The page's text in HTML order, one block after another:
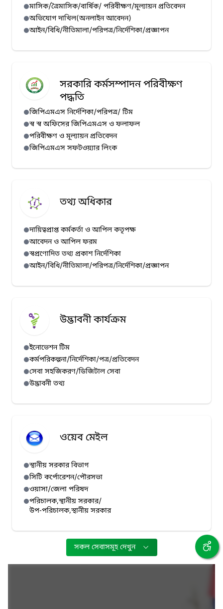
মাসিক/ত্রৈমাসিক/বার্ষিক/ পরিবীক্ষণ/মূল্যায়ন প্রতিবেদন
অভিযোগ দাখিল(অনলাইন আবেদন)
আইন/বিধি/নীতিমালা/পরিপত্র/নির্দেশিকা/প্রজ্ঞাপন
সরকারি কর্মসম্পাদন পরিবীক্ষণ
পদ্ধতি
জিপিএমএস নির্দেশিকা/পরিপত্র/ টিম
স্ব স্ব অফিসের জিপিএমএস ও ফলাফল
পরিবীক্ষণ ও মূল্যায়ন প্রতিবেদন
জিপিএমএস সফটওয়্যার লিংক
তথ্য অধিকার
দায়িত্বপ্রাপ্ত কর্মকর্তা ও আপিল কতৃপক্ষ
আবেদন ও আপিল ফরম
স্বপ্রণোদিত তথ্য প্রকাশ নির্দেশিকা
আইন/বিধি/নীতিমালা/পরিপত্র/নির্দেশিকা/প্রজ্ঞাপন
উদ্ভাবনী কার্যক্রম
ইনোভেশন টিম
কর্মপরিকল্পনা/নির্দেশিকা/পত্র/প্রতিবেদন
সেবা সহজিকরণ/ডিজিটাল সেবা
উদ্ভাবনী তথ্য
ওয়েব মেইল
স্থানীয় সরকার বিভাগ
সিটি কর্পোরেশন/পৌরসভা
ওয়াসা/জেলা পরিষদ
পরিচালক,স্থানীয় সরকার/
উপ-পরিচালক,স্থানীয় সরকার
সকল সেবাসমূহ দেখুন